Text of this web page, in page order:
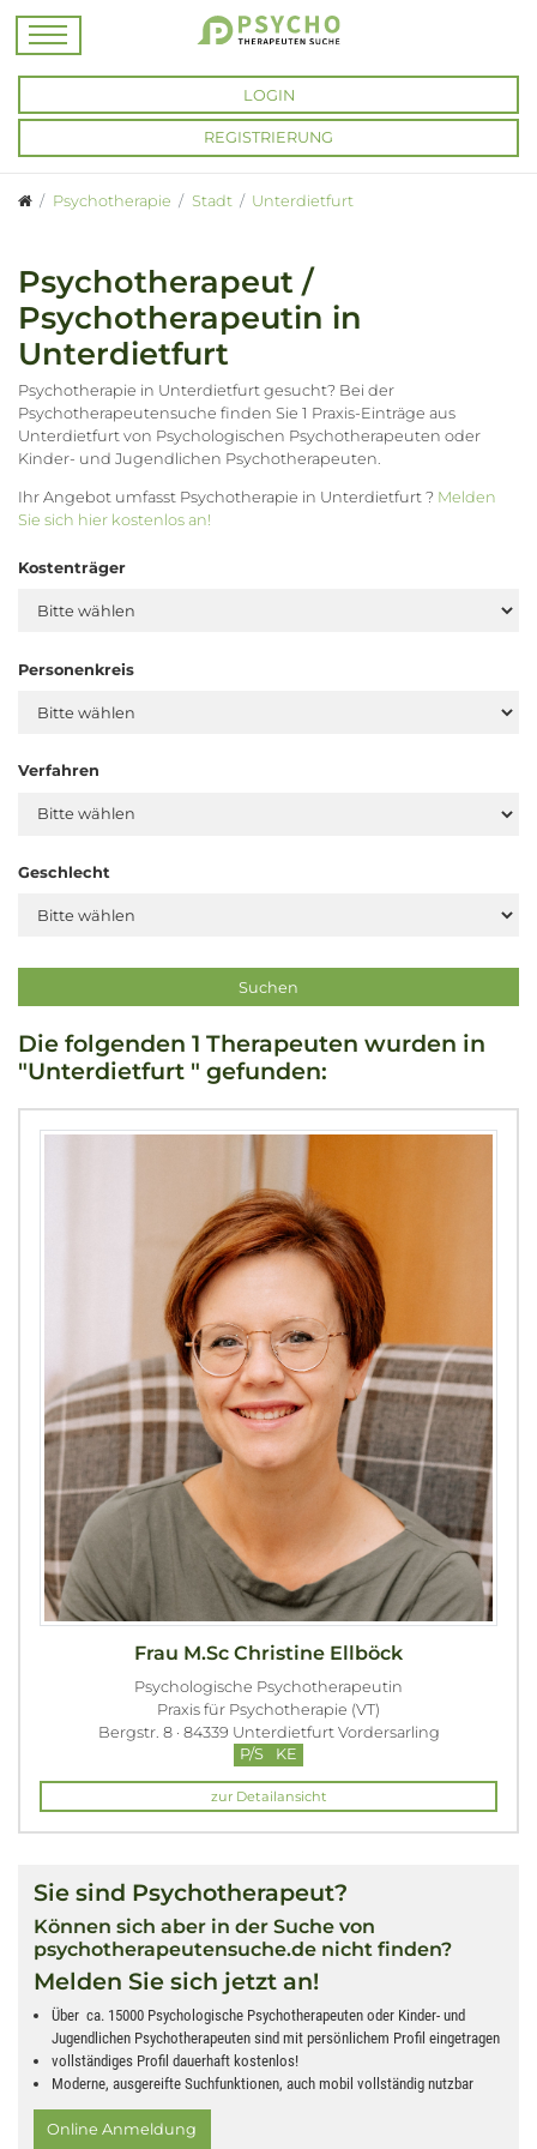
LOGIN
REGISTRIERUNG
Psychotherapie Stadt Unterdietfurt
Psychotherapeut /
Psychotherapeutin in
Unterdietfurt
Psychotherapie in Unterdietfurt gesucht? Bei der
Psychotherapeutensuche finden Sie 1 Praxis-Einträge aus
Unterdietfurt von Psychologischen Psychotherapeuten oder
Kinder- und Jugendlichen Psychotherapeuten.
Ihr Angebot umfasst Psychotherapie in Unterdietfurt ? Melden
Sie sich hier kostenlos an!
Kostenträger
Personenkreis
Verfahren
Geschlecht
Die folgenden 1 Therapeuten wurden in
"Unterdietfurt " gefunden:
Frau M.Sc Christine Ellböck
Psychologische Psychotherapeutin
Praxis für Psychotherapie (VT)
Bergstr. 8 · 84339 Unterdietfurt Vordersarling
P/S
KE
zur Detailansicht
Sie sind Psychotherapeut?
Können sich aber in der Suche von
psychotherapeutensuche.de nicht finden?
Melden Sie sich jetzt an!
Über ca. 15000 Psychologische Psychotherapeuten oder Kinder- und
Jugendlichen Psychotherapeuten sind mit persönlichem Profil eingetragen
vollständiges Profil dauerhaft kostenlos!
Moderne, ausgereifte Suchfunktionen, auch mobil vollständig nutzbar
Online Anmeldung